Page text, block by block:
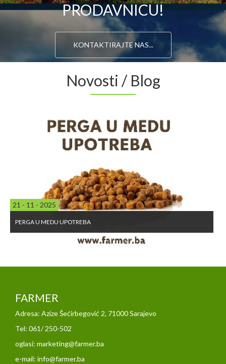
PRODAVNICU!
KONTAKTIRAJTE NAS...
Novosti / Blog
21 - 11 - 2025
PERGA U MEDU UPOTREBA
FARMER
Adresa: Azize Šećirbegović 2, 71000 Sarajevo
Tel: 061/ 250-502
oglasi: marketing@farmer.ba
e-mail: info@farmer.ba